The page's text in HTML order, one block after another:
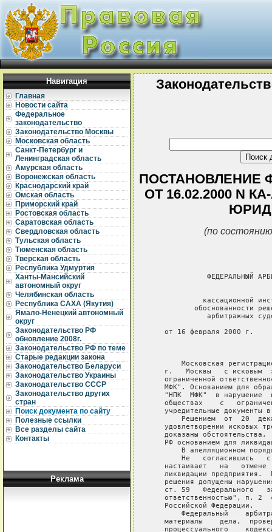
Навигация
Главная
Новости сайта
Федеральное
законодательство
Законодательство Москвы
Московская область
Санкт-Петербург и
Ленинградская область
Амурская область
Воронежская область
Краснодарский край
Омская область
Приморский край
Ростовская область
Саратовская область
Свердловская область
Тульская область
Тюменская область
Тверская область
Республика Удмуртия
Ханты-Мансийский
автономный округ
Челябинская область
Республика САХА (Якутия)
Ямало-Ненецкий автономный
округ
Законодательство РФ
обновление 2008г.
Законодательство РФ по теме
Старые редакции закона
Законодательство Беларуси
Законодательство Украины
Законодательство СССР
Законодательство других
стран
Поиск документа по сайту
Полезные ссылки
Все разделы сайта
Контакты
Реклама
ПОСТАНОВЛЕНИЕ
ОТ 16.02.2000 N
(по
ФЕДЕРАЛЬНЫЙ
кассационной
обоснованности
арбитражных
от 16 февраля 2000 г.
Московская
г.   Москвы   с исковым
ограниченной
МФК". Основанием для
"НПК  МФК"  в нарушение
обществах    с
учредительные документы
Решением  от  20
удовлетворении исковых
доказаны обстоятельства,
РФ основанием для
В апелляционном
Не   согласившись
настаивает   на   отмене
ликвидации предприятия.
решения допущены
ст. 59   Федерального
ответственностью", п. 2
   Российской Федерации.
Федеральный
материалы    дела,
процессуального